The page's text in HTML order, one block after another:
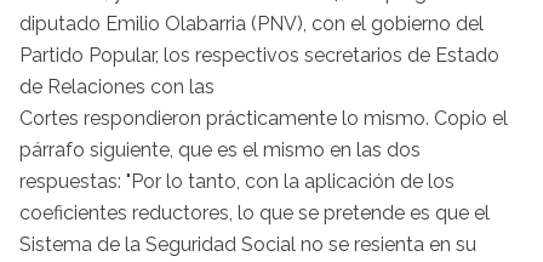
diputado Emilio Olabarria (PNV), con el gobierno del
Partido Popular, los respectivos secretarios de Estado
de Relaciones con las
Cortes respondieron prácticamente lo mismo. Copio el
párrafo siguiente, que es el mismo en las dos
respuestas: "Por lo tanto, con la aplicación de los
coeficientes reductores, lo que se pretende es que el
Sistema de la Seguridad Social no se resienta en su